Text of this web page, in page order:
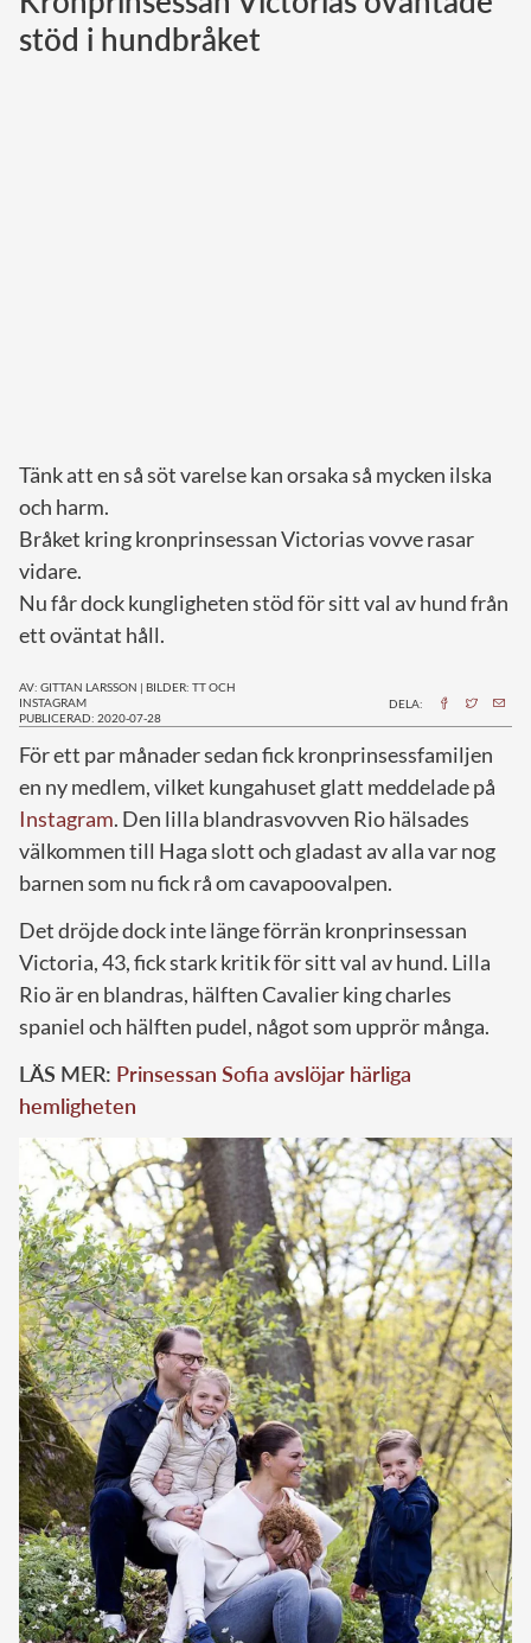
Norska kungahuset
stöd i hundbråket
Tänk att en så söt varelse kan orsaka så mycken ilska
och harm.
Bråket kring kronprinsessan Victorias vovve rasar
vidare.
Nu får dock kungligheten stöd för sitt val av hund från
ett oväntat håll.
AV: GITTAN LARSSON | BILDER: TT OCH
INSTAGRAM
PUBLICERAD: 2020-07-28
DELA:
För ett par månader sedan fick kronprinsessfamiljen
en ny medlem, vilket kungahuset glatt meddelade på
Instagram. Den lilla blandrasvovven Rio hälsades
välkommen till Haga slott och gladast av alla var nog
barnen som nu fick rå om cavapoovalpen.
Det dröjde dock inte länge förrän kronprinsessan
Victoria, 43, fick stark kritik för sitt val av hund. Lilla
Rio är en blandras, hälften Cavalier king charles
spaniel och hälften pudel, något som upprör många.
LÄS MER: Prinsessan Sofia avslöjar härliga
hemligheten